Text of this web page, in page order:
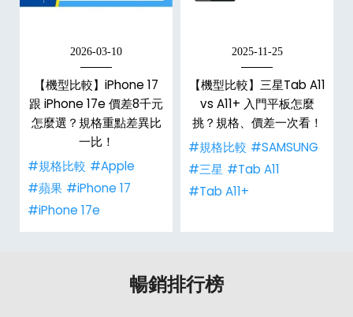
2026-03-10
【機型比較】iPhone 17
跟 iPhone 17e 價差8千元
怎麼選？規格重點差異比
一比！
#規格比較 #Apple
#蘋果 #iPhone 17
#iPhone 17e
2025-11-25
【機型比較】三星Tab A11
vs A11+ 入門平板怎麼
挑？規格、價差一次看！
#規格比較 #SAMSUNG
#三星 #Tab A11
#Tab A11+
暢銷排行榜